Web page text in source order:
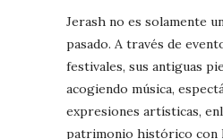
Jerash no es solamente
pasado. A través de
festivales, sus antiguas
acogiendo música,
expresiones artísticas,
patrimonio histórico con